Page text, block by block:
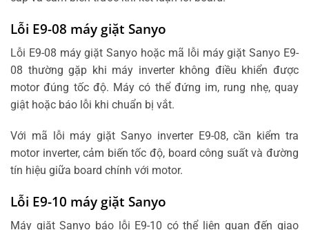
Lỗi E9-08 máy giặt Sanyo
Lỗi E9-08 máy giặt Sanyo hoặc mã lỗi máy giặt Sanyo E9-
08 thường gặp khi máy inverter không điều khiển được
motor đúng tốc độ. Máy có thể đứng im, rung nhẹ, quay
giật hoặc báo lỗi khi chuẩn bị vắt.
Với mã lỗi máy giặt Sanyo inverter E9-08, cần kiểm tra
motor inverter, cảm biến tốc độ, board công suất và đường
tín hiệu giữa board chính với motor.
Lỗi E9-10 máy giặt Sanyo
Máy giặt Sanyo báo lỗi E9-10 có thể liên quan đến giao